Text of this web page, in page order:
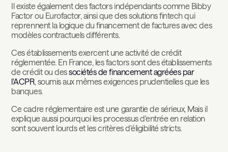
Il existe également des factors indépendants comme Bibby
Factor ou Eurofactor, ainsi que des solutions fintech qui
reprennent la logique du financement de factures avec des
modèles contractuels différents.
Ces établissements exercent une activité de crédit
réglementée. En France, les factors sont des établissements
de crédit ou dessociétés de financement agréées par
l'ACPR, soumis aux mêmes exigences prudentielles que les
banques.
Ce cadre réglementaire est une garantie de sérieux, Mais il
explique aussi pourquoi les processus d'entrée en relation
sont souvent lourds et les critères d'éligibilité stricts.